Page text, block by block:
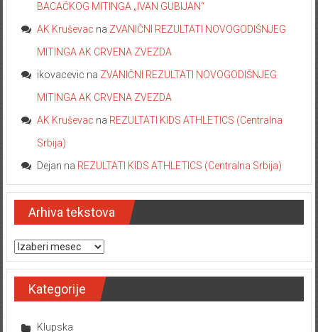
BACAČKOG MITINGA „IVAN GUBIJAN“
AK Kruševac na ZVANIČNI REZULTATI NOVOGODIŠNJEG
MITINGA AK CRVENA ZVEZDA
ikovacevic na ZVANIČNI REZULTATI NOVOGODIŠNJEG
MITINGA AK CRVENA ZVEZDA
AK Kruševac na REZULTATI KIDS ATHLETICS (Centralna
Srbija)
Dejan na REZULTATI KIDS ATHLETICS (Centralna Srbija)
Arhiva tekstova
Arhiva tekstova
Kategorije
Klupska